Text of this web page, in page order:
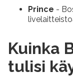
Prince -
Kuinka
tulisi